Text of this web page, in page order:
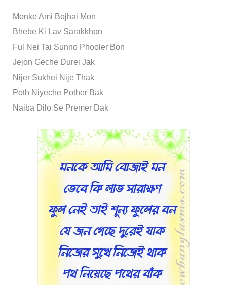
Monke Ami Bojhai Mon
Bhebe Ki Lav Sarakkhon
Ful Nei Tai Sunno Phooler Bon
Jejon Geche Durei Jak
Nijer Sukhei Nije Thak
Poth Niyeche Pother Bak
Naiba Dilo Se Premer Dak